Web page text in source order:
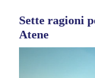
Sette ragioni
Atene